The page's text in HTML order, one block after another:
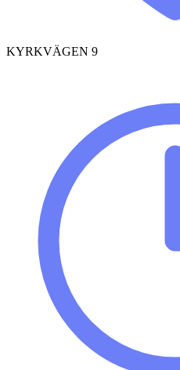
KYRKVÄGEN 9